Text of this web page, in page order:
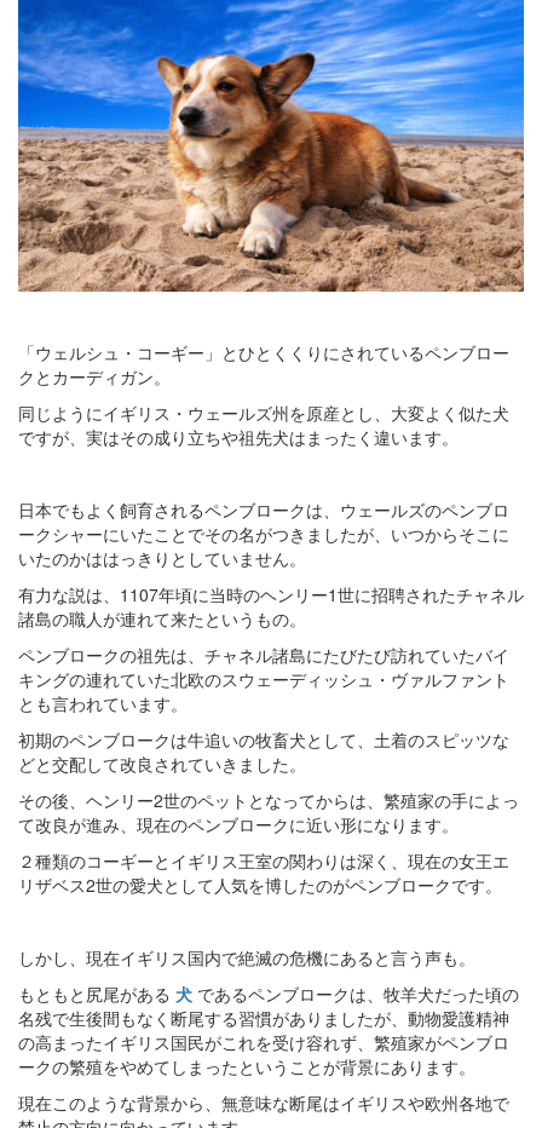
「ウェルシュ・コーギー」とひとくくりにされているペンブロー
クとカーディガン。
同じようにイギリス・ウェールズ州を原産とし、大変よく似た犬
ですが、実はその成り立ちや祖先犬はまったく違います。
日本でもよく飼育されるペンブロークは、ウェールズのペンブロ
ークシャーにいたことでその名がつきましたが、いつからそこに
いたのかははっきりとしていません。
有力な説は、1107年頃に当時のヘンリー1世に招聘されたチャネル
諸島の職人が連れて来たというもの。
ペンブロークの祖先は、チャネル諸島にたびたび訪れていたバイ
キングの連れていた北欧のスウェーディッシュ・ヴァルファント
とも言われています。
初期のペンブロークは牛追いの牧畜犬として、土着のスピッツな
どと交配して改良されていきました。
その後、ヘンリー2世のペットとなってからは、繁殖家の手によっ
て改良が進み、現在のペンブロークに近い形になります。
２種類のコーギーとイギリス王室の関わりは深く、現在の女王エ
リザベス2世の愛犬として人気を博したのがペンブロークです。
しかし、現在イギリス国内で絶滅の危機にあると言う声も。
もともと尻尾がある 犬 であるペンブロークは、牧羊犬だった頃の
名残で生後間もなく断尾する習慣がありましたが、動物愛護精神
の高まったイギリス国民がこれを受け容れず、繁殖家がペンブロ
ークの繁殖をやめてしまったということが背景にあります。
現在このような背景から、無意味な断尾はイギリスや欧州各地で